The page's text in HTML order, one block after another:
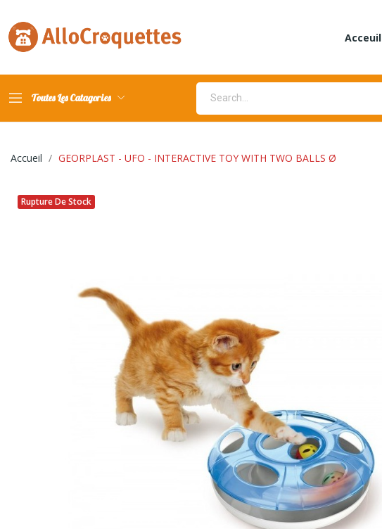
Acceuil
Toutes Les Catagories
Accueil GEORPLAST - UFO - INTERACTIVE TOY WITH TWO BALLS Ø
Rupture De Stock